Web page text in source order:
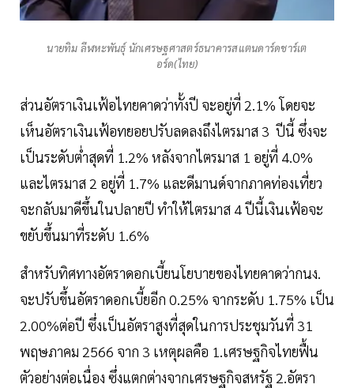
นายทิม ลีฬหะพันธุ์ นักเศรษฐศาสตร์ธนาคารสแตนดาร์ดชาร์เต
อร์ด(ไทย)
ส่วนอัตราเงินเฟ้อไทยคาดว่าทั้งปี จะอยู่ที่ 2.1% โดยจะ
เห็นอัตราเงินเฟ้อทยอยปรับลดลงถึงไตรมาส 3 ปีนี้ ซึ่งจะ
เป็นระดับต่ำสุดที่ 1.2% หลังจากไตรมาส 1 อยู่ที่ 4.0%
และไตรมาส 2 อยู่ที่ 1.7% และดีมานด์จากภาคท่องเที่ยว
จะกลับมาดีขึ้นในปลายปี ทำให้ไตรมาส 4 ปีนี้เงินเฟ้อจะ
ขยับขึ้นมาที่ระดับ 1.6%
สำหรับทิศทางอัตราดอกเบี้ยนโยบายของไทยคาดว่ากนง.
จะปรับขึ้นอัตราดอกเบี้ยอีก 0.25% จากระดับ 1.75% เป็น
2.00%ต่อปี ซึ่งเป็นอัตราสูงที่สุดในการประชุมวันที่ 31
พฤษภาคม 2566 จาก 3 เหตุผลคือ 1.เศรษฐกิจไทยฟื้น
ตัวอย่างต่อเนื่อง ซึ่งแตกต่างจากเศรษฐกิจสหรัฐ 2.อัตรา